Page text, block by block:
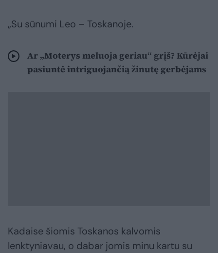
„Su sūnumi Leo – Toskanoje.
Ar „Moterys meluoja geriau“ grįš? Kūrėjai
pasiuntė intriguojančią žinutę gerbėjams
Kadaise šiomis Toskanos kalvomis
lenktyniavau, o dabar jomis minu kartu su